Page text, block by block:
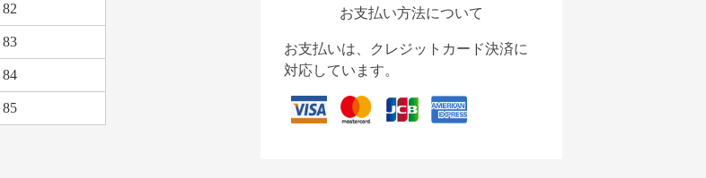
82
83
84
85
お支払い方法について
お支払いは、クレジットカード決済に
対応しています。